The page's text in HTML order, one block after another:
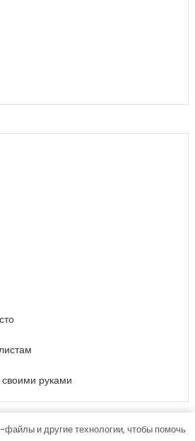
руками
файлы и другие технологии, чтобы помочь